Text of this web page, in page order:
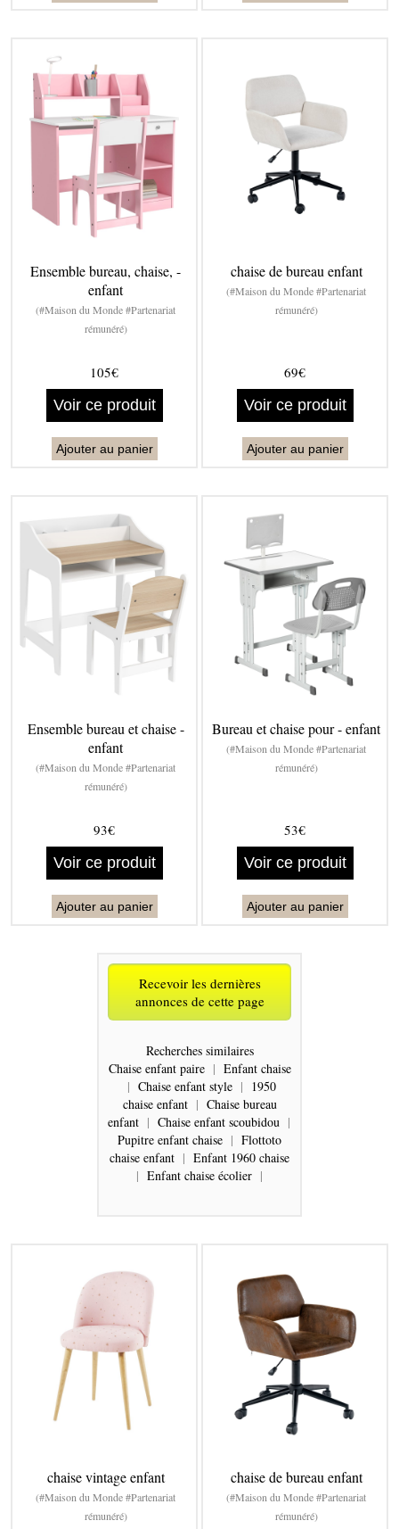
Ensemble bureau, chaise, -
enfant
(#Maison du Monde #Partenariat
rémunéré)
105€
Voir ce produit
Ajouter au panier
chaise de bureau enfant
(#Maison du Monde #Partenariat
rémunéré)
69€
Voir ce produit
Ajouter au panier
Ensemble bureau et chaise -
enfant
(#Maison du Monde #Partenariat
rémunéré)
93€
Voir ce produit
Ajouter au panier
Bureau et chaise pour - enfant
(#Maison du Monde #Partenariat
rémunéré)
53€
Voir ce produit
Ajouter au panier
Recevoir les dernières
annonces de cette page
Recherches similaires
Chaise enfant paire | Enfant chaise
| Chaise enfant style | 1950
chaise enfant | Chaise bureau
enfant | Chaise enfant scoubidou |
Pupitre enfant chaise | Flottoto
chaise enfant | Enfant 1960 chaise
| Enfant chaise écolier |
chaise vintage enfant
(#Maison du Monde #Partenariat
rémunéré)
chaise de bureau enfant
(#Maison du Monde #Partenariat
rémunéré)